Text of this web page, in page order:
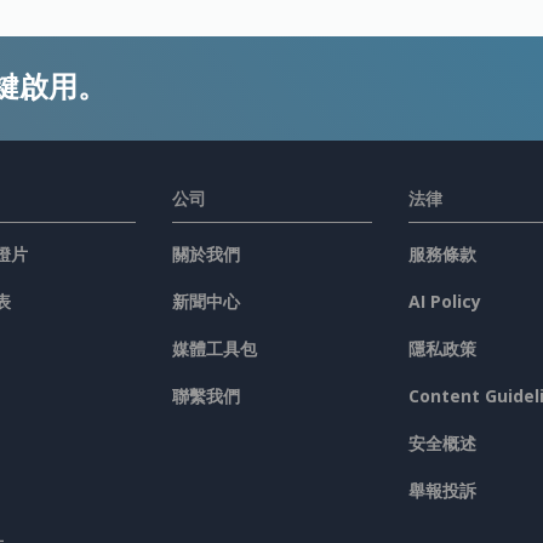
用。
片
公司
關於我們
新聞中心
媒體工具包
聯繫我們
法律
服務條款
AI Policy
隱私政策
Content
安全概述
舉報投訴